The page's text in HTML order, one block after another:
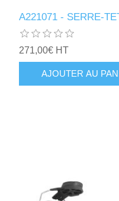
A221071 - SERRE-
271,00€ HT
AJOUTER AU